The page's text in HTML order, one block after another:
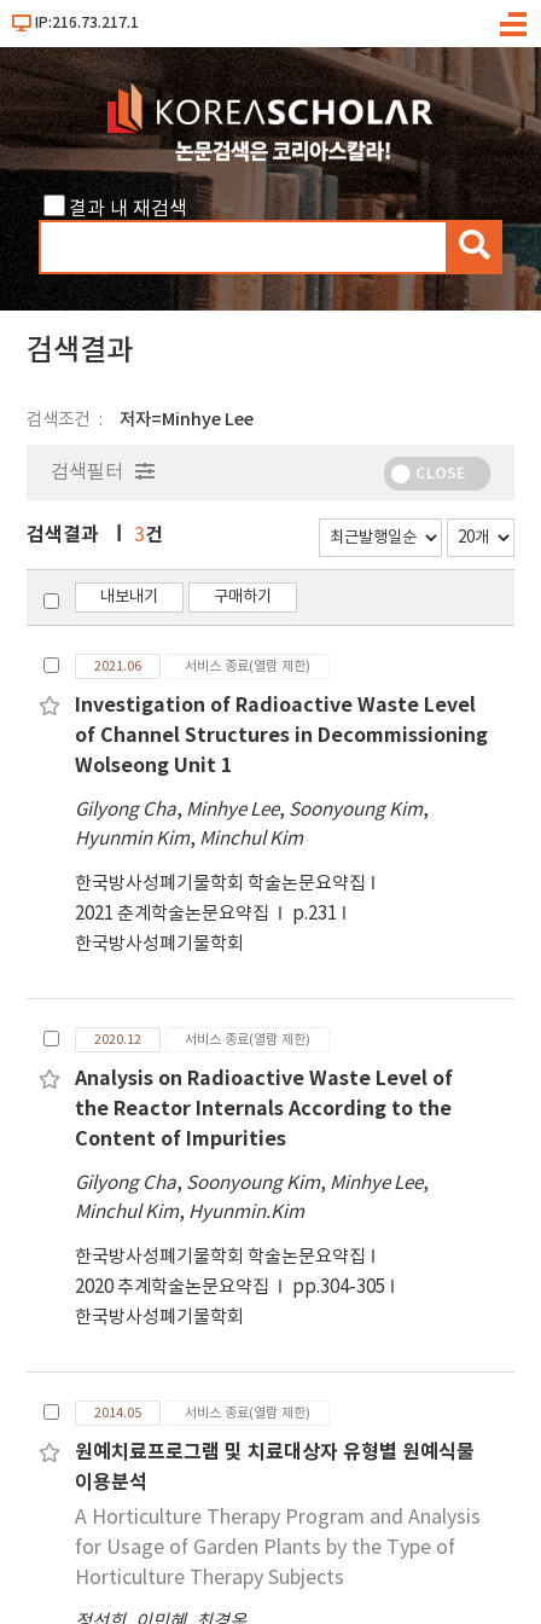
IP:216.73.217.1
메
결과 내 재검색
검
색
검색결과
검색조건 저자=Minhye Lee
검색필터 CLOSE
검색결과 3건
내보내기 구매하기
2021.06 서비스 종료(열람 제한)
Investigation of Radioactive Waste Level
of Channel Structures in Decommissioning
Wolseong Unit 1
Gilyong Cha, Minhye Lee, Soonyoung Kim,
Hyunmin Kim, Minchul Kim
한국방사성폐기물학회 학술논문요약집
2021 춘계학술논문요약집
p.231
한국방사성폐기물학회
2020.12 서비스 종료(열람 제한)
Analysis on Radioactive Waste Level of
the Reactor Internals According to the
Content of Impurities
Gilyong Cha, Soonyoung Kim, Minhye Lee,
Minchul Kim, Hyunmin.Kim
한국방사성폐기물학회 학술논문요약집
2020 추계학술논문요약집
pp.304-305
한국방사성폐기물학회
2014.05 서비스 종료(열람 제한)
원예치료프로그램 및 치료대상자 유형별 원예식물
이용분석
A Horticulture Therapy Program and Analysis
for Usage of Garden Plants by the Type of
Horticulture Therapy Subjects